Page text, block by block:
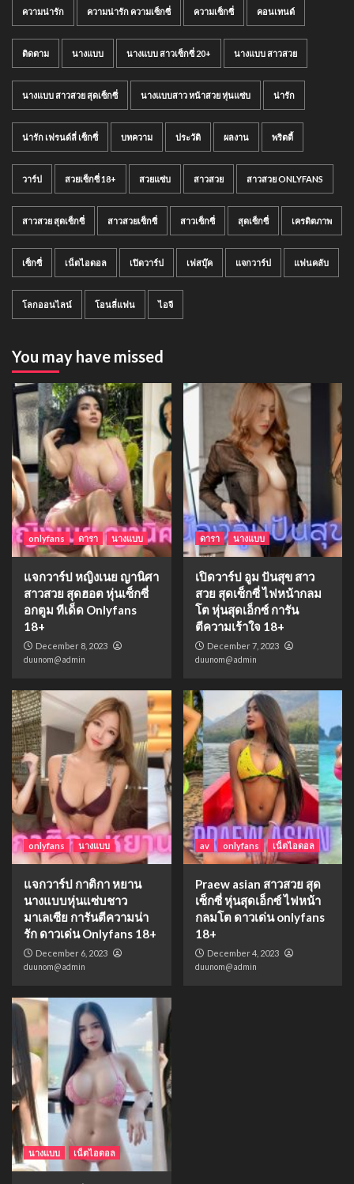
ความน่ารัก ความน่ารัก ความเซ็กซี่ ความเซ็กซี่ คอนเทนต์
ติดตาม นางแบบ นางแบบ สาวเซ็กซี่ 20+ นางแบบ สาวสวย
นางแบบ สาวสวย สุดเซ็กซี่ นางแบบสาว หน้าสวย หุ่นแซ่บ น่ารัก
น่ารัก เฟรนด์ลี่ เซ็กซี่ บทความ ประวัติ ผลงาน พริตตี้
วาร์ป สวยเซ็กซี่ 18+ สวยแซ่บ สาวสวย สาวสวย ONLYFANS
สาวสวย สุดเซ็กซี่ สาวสวยเซ็กซี่ สาวเซ็กซี่ สุดเซ็กซี่ เครดิตภาพ
เซ็กซี่ เน็ตไอดอล เปิดวาร์ป เฟสบุ๊ค แจกวาร์ป แฟนคลับ
โลกออนไลน์ โอนลี่แฟน ไอจี
You may have missed
onlyfans ดารา นางแบบ
แจกวาร์ป หญิงเนย ญานิศา
สาวสวย สุดฮอต หุ่นเซ็กซี่
อกตูม ทีเด็ด Onlyfans
18+
December 8, 2023
duunom@admin
ดารา นางแบบ
เปิดวาร์ป อูม ปันสุข สาว
สวย สุดเซ็กซี่ ไฟหน้ากลม
โต หุ่นสุดเอ็กซ์ การัน
ตีความเร้าใจ 18+
December 7, 2023
duunom@admin
onlyfans นางแบบ
แจกวาร์ป กาติกา หยาน
นางแบบหุ่นแซ่บชาว
มาเลเซีย การันตีความน่า
รัก ดาวเด่น Onlyfans 18+
December 6, 2023
duunom@admin
av onlyfans เน็ตไอดอล
Praew asian สาวสวย สุด
เซ็กซี่ หุ่นสุดเอ็กซ์ ไฟหน้า
กลมโต ดาวเด่น onlyfans
18+
December 4, 2023
duunom@admin
นางแบบ เน็ตไอดอล